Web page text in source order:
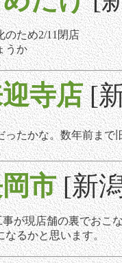
のため2/11閉店
うか
寺店 [
ったかな。数年前ま
市 [新
が現店舗の裏でおこ
なるかと思います。